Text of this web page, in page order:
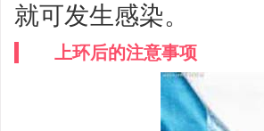
就可发生感染。
上环后的注意事项